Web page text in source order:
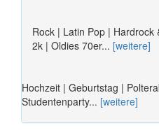
Rock | Latin Pop |
2k | Oldies 70er... [weitere]
Hochzeit | Geburtstag |
Studentenparty... [weitere]